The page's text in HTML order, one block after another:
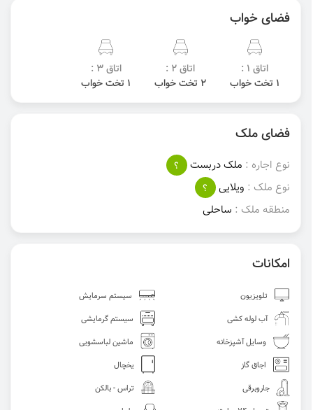
فضای خواب
اتاق 1 :
1 تخت خواب
اتاق 2 :
2 تخت خواب
اتاق 3 :
1 تخت خواب
فضای ملک
نوع اجاره : ملک دربست
؟
نوع ملک : ویلایی
؟
منطقه ملک : ساحلی
امکانات
تلویزیون
سیستم سرمایش
آب لوله کشی
سیستم گرمایشی
وسایل آشپزخانه
ماشین لباسشویی
اجاق گاز
یخچال
جاروبرقی
تراس - بالکن